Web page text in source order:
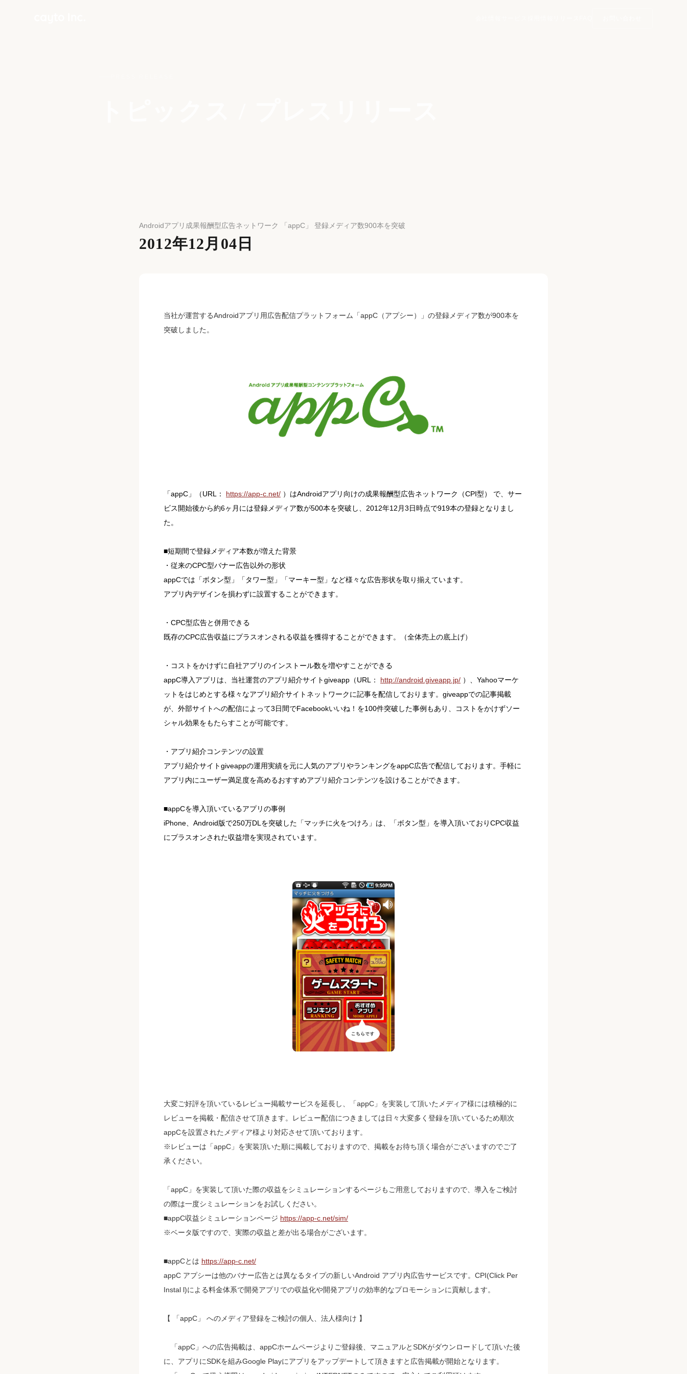
Androidアプリ成果報酬型広告ネットワーク 「appC」 登録メディア数900本を突破
2012年12月04日
当社が運営するAndroidアプリ用広告配信プラットフォーム「appC（アプシー）」の登録メディア数が900本を
突破しました。
「appC」（URL： https://app-c.net/ ）はAndroidアプリ向けの成果報酬型広告ネットワーク（CPI型） で、サー
ビス開始後から約6ヶ月には登録メディア数が500本を突破し、2012年12月3日時点で919本の登録となりまし
た。
■短期間で登録メディア本数が増えた背景
・従来のCPC型バナー広告以外の形状
appCでは「ボタン型」「タワー型」「マーキー型」など様々な広告形状を取り揃えています。
アプリ内デザインを損わずに設置することができます。
・CPC型広告と併用できる
既存のCPC広告収益にプラスオンされる収益を獲得することができます。（全体売上の底上げ）
・コストをかけずに自社アプリのインストール数を増やすことができる
appC導入アプリは、当社運営のアプリ紹介サイトgiveapp（URL： http://android.giveapp.jp/ ）、Yahooマーケ
ットをはじめとする様々なアプリ紹介サイトネットワークに記事を配信しております。giveappでの記事掲載
が、外部サイトへの配信によって3日間でFacebookいいね！を100件突破した事例もあり、コストをかけずソー
シャル効果をもたらすことが可能です。
・アプリ紹介コンテンツの設置
アプリ紹介サイトgiveappの運用実績を元に人気のアプリやランキングをappC広告で配信しております。手軽に
アプリ内にユーザー満足度を高めるおすすめアプリ紹介コンテンツを設けることができます。
■appCを導入頂いているアプリの事例
iPhone、Android版で250万DLを突破した「マッチに火をつけろ」は、「ボタン型」を導入頂いておりCPC収益
にプラスオンされた収益増を実現されています。
大変ご好評を頂いているレビュー掲載サービスを延長し、「appC」を実装して頂いたメディア様には積極的に
レビューを掲載・配信させて頂きます。レビュー配信につきましては日々大変多く登録を頂いているため順次
appCを設置されたメディア様より対応させて頂いております。
※レビューは「appC」を実装頂いた順に掲載しておりますので、掲載をお待ち頂く場合がございますのでご了
承ください。
「appC」を実装して頂いた際の収益をシミュレーションするページもご用意しておりますので、導入をご検討
の際は一度シミュレーションをお試しください。
■appC収益シミュレーションページ https://app-c.net/sim/
※ベータ版ですので、実際の収益と差が出る場合がございます。
■appCとは https://app-c.net/
appC アプシーは他のバナー広告とは異なるタイプの新しいAndroid アプリ内広告サービスです。CPI(Click Per
Instal l)による料金体系で開発アプリでの収益化や開発アプリの効率的なプロモーションに貢献します。
【 「appC」 へのメディア登録をご検討の個人、法人様向け 】
「appC」への広告掲載は、appCホームページよりご登録後、マニュアルとSDKがダウンロードして頂いた後
に、アプリにSDKを組みGoogle Playにアプリをアップデートして頂きますと広告掲載が開始となります。